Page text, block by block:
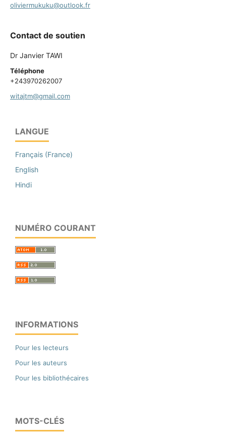
oliviermukuku@outlook.fr
Contact de soutien
Dr Janvier TAWI
Téléphone
+243970262007
witajtm@gmail.com
LANGUE
Français (France)
English
Hindi
NUMÉRO COURANT
INFORMATIONS
Pour les lecteurs
Pour les auteurs
Pour les bibliothécaires
MOTS-CLÉS